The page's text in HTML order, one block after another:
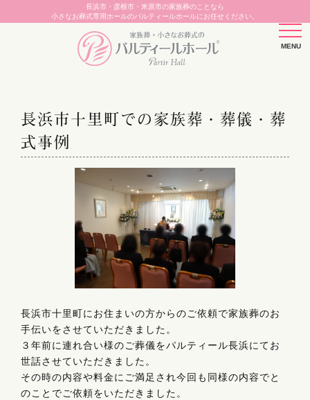
長浜市・彦根市・米原市の家族葬のことなら
小さなお葬式専用ホールのパルティールホールにお任せください。
長浜市十里町での家族葬・葬儀・葬
式事例
長浜市十里町にお住まいの方からのご依頼で家族葬のお
手伝いをさせていただきました。
３年前に連れ合い様のご葬儀をパルティール長浜にてお
世話させていただきました。
その時の内容や料金にご満足され今回も同様の内容でと
のことでご依頼をいただきました。